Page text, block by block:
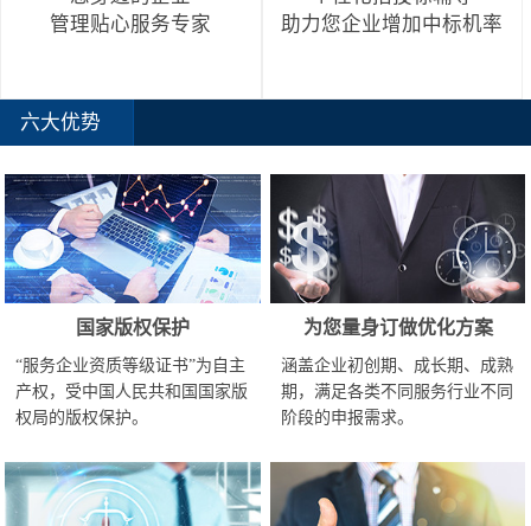
管理贴心服务专家
助力您企业增加中标机率
六大优势
国家版权保护
“服务企业资质等级证书”为自主
产权，受中国人民共和国国家版
权局的版权保护。
为您量身订做优化方案
涵盖企业初创期、成长期、成熟
期，满足各类不同服务行业不同
阶段的申报需求。